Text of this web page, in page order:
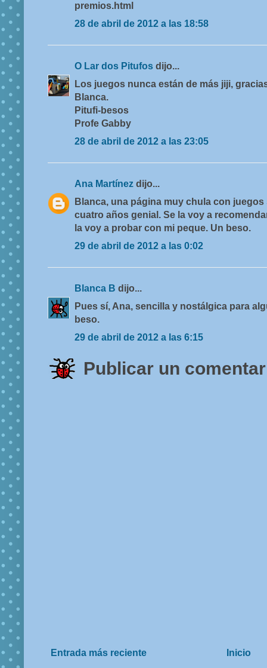
premios.html
28 de abril de 2012 a las 18:58
O Lar dos Pitufos dijo...
Los juegos nunca están de más jiji,
Blanca.
Pitufi-besos
Profe Gabby
28 de abril de 2012 a las 23:05
Ana Martínez dijo...
Blanca, una página muy chula con
cuatro años genial. Se la voy a
la voy a probar con mi peque. Un beso.
29 de abril de 2012 a las 0:02
Blanca B dijo...
Pues sí, Ana, sencilla y nostálgica para
beso.
29 de abril de 2012 a las 6:15
Publicar un
Entrada más reciente Inicio